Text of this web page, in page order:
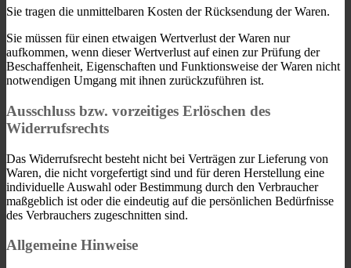
Sie tragen die unmittelbaren Kosten der Rücksendung der Waren.
Sie müssen für einen etwaigen Wertverlust der Waren nur
aufkommen, wenn dieser Wertverlust auf einen zur Prüfung der
Beschaffenheit, Eigenschaften und Funktionsweise der Waren nicht
notwendigen Umgang mit ihnen zurückzuführen ist.
Ausschluss bzw. vorzeitiges Erlöschen des
Widerrufsrechts
Das Widerrufsrecht besteht nicht bei Verträgen zur Lieferung von
Waren, die nicht vorgefertigt sind und für deren Herstellung eine
individuelle Auswahl oder Bestimmung durch den Verbraucher
maßgeblich ist oder die eindeutig auf die persönlichen Bedürfnisse
des Verbrauchers zugeschnitten sind.
Allgemeine Hinweise